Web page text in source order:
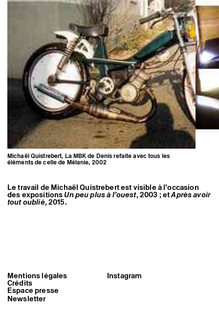
Michaël Quistrebert, La MBK de Denis refaite avec tous les
éléments de celle de Mélanie, 2002
Le travail de Michaël Quistrebert est visible à l’occasion
des expositionsUn peu plus à l’ouest, 2003 ; etAprès avoir
tout oublié, 2015.
Michaël Quistrebert, La MBK de
Denis refaite avec tous les
éléments de celle de
Mélanie, 2002
Instagram
Mentions légales
Crédits
Espace presse
Newsletter